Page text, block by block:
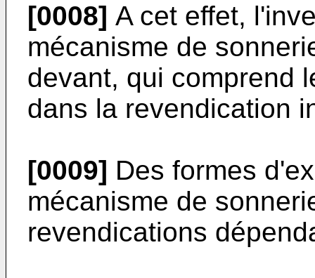
[0008] A cet effet,
mécanisme de
devant, qui comprend
dans la revendication
[0009] Des formes
mécanisme de
revendications